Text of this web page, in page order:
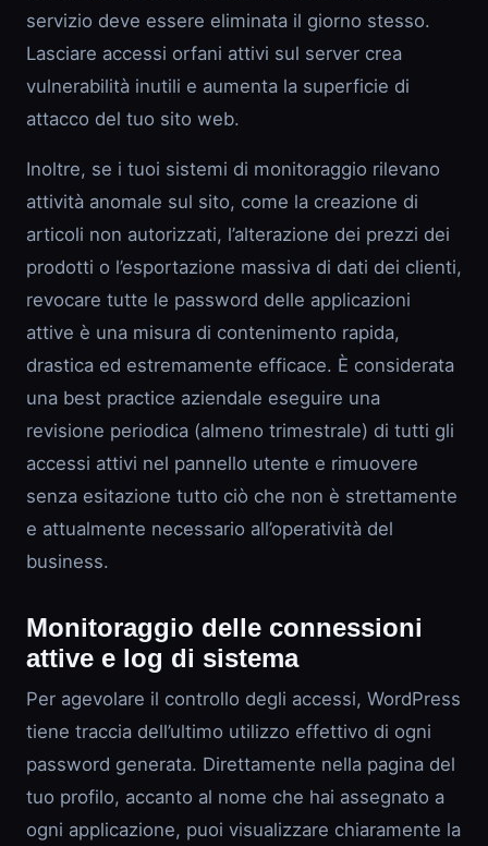
servizio deve essere eliminata il giorno stesso.
Lasciare accessi orfani attivi sul server crea
vulnerabilità inutili e aumenta la superficie di
attacco del tuo sito web.
Inoltre, se i tuoi sistemi di monitoraggio rilevano
attività anomale sul sito, come la creazione di
articoli non autorizzati, l’alterazione dei prezzi dei
prodotti o l’esportazione massiva di dati dei clienti,
revocare tutte le password delle applicazioni
attive è una misura di contenimento rapida,
drastica ed estremamente efficace. È considerata
una best practice aziendale eseguire una
revisione periodica (almeno trimestrale) di tutti gli
accessi attivi nel pannello utente e rimuovere
senza esitazione tutto ciò che non è strettamente
e attualmente necessario all’operatività del
business.
Monitoraggio delle connessioni
attive e log di sistema
Per agevolare il controllo degli accessi, WordPress
tiene traccia dell’ultimo utilizzo effettivo di ogni
password generata. Direttamente nella pagina del
tuo profilo, accanto al nome che hai assegnato a
ogni applicazione, puoi visualizzare chiaramente la